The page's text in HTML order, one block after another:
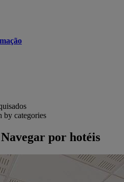
by categories
por hotéis